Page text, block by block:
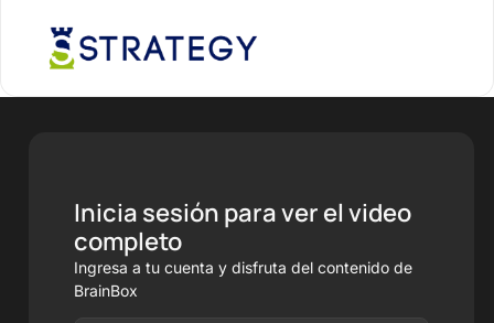
Inicia sesión para ver el video
completo
Ingresa a tu cuenta y disfruta del contenido de
BrainBox